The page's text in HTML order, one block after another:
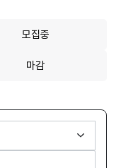
모집중
마감